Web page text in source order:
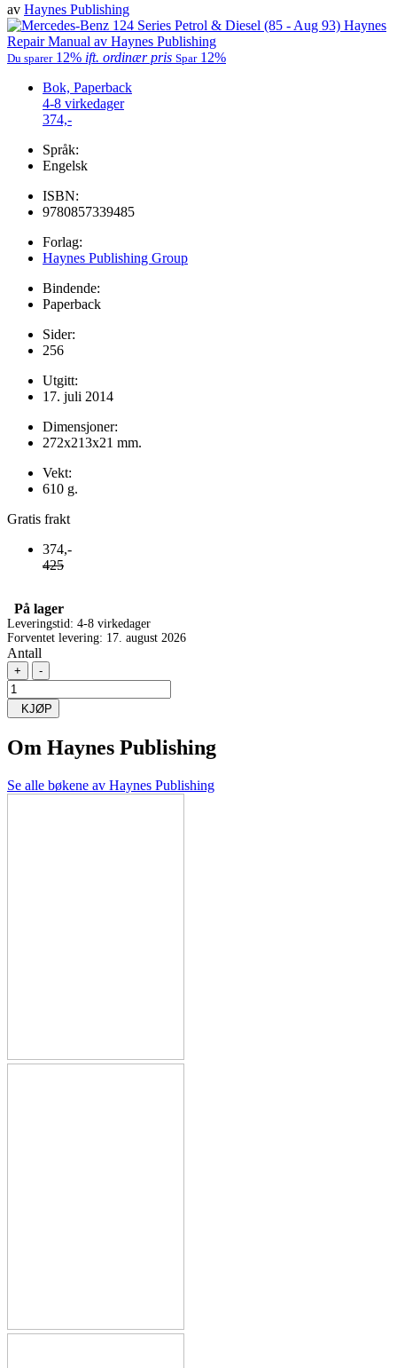
av Haynes Publishing
Du sparer 12% ift. ordinær pris Spar 12%
Bok, Paperback
4-8 virkedager
374,-
Språk:
Engelsk
ISBN:
9780857339485
Forlag:
Haynes Publishing Group
Bindende:
Paperback
Sider:
256
Utgitt:
17. juli 2014
Dimensjoner:
272x213x21 mm.
Vekt:
610 g.
Gratis frakt
374,-
425
På lager
Leveringstid: 4-8 virkedager
Forventet levering: 17. august 2026
Antall
+ -
KJØP
Om Haynes Publishing
Se alle bøkene av Haynes Publishing